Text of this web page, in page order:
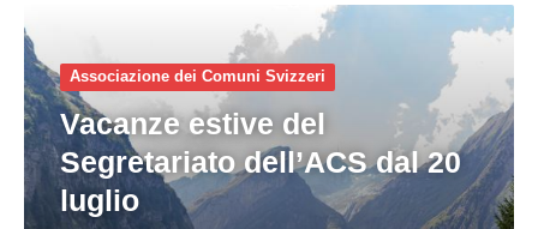
Associazione dei Comuni Svizzeri
Vacanze estive del
Segretariato dell’ACS dal 20
luglio